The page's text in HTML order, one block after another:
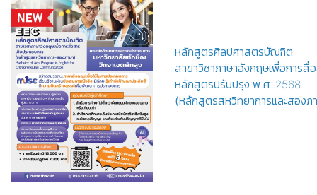
หลักสูตรศิลปศาสตรบัณฑิต
สาขาวิชาภาษาอังกฤษเพื่อการสื่
หลักสูตรปรับปรุง พ.ศ. 2568
(หลักสูตรสหวิทยาการและสองภ